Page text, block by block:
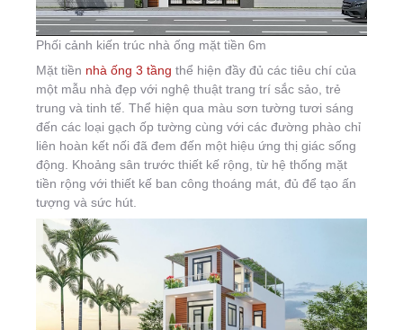
Phối cảnh kiến trúc nhà ống mặt tiền 6m
Mặt tiền nhà ống 3 tầng thể hiện đầy đủ các tiêu chí của
một mẫu nhà đẹp với nghệ thuật trang trí sắc sảo, trẻ
trung và tinh tế. Thể hiện qua màu sơn tường tươi sáng
đến các loại gạch ốp tường cùng với các đường phào chỉ
liên hoàn kết nối đã đem đến một hiệu ứng thị giác sống
động. Khoảng sân trước thiết kế rộng, từ hệ thống mặt
tiền rộng với thiết kế ban công thoáng mát, đủ để tạo ấn
tượng và sức hút.